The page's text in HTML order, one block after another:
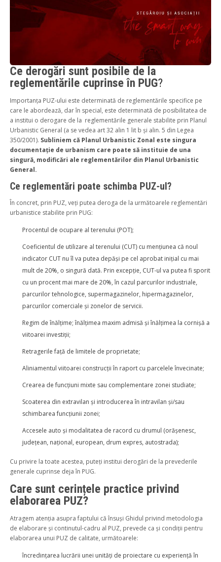
Ce derogări sunt posibile de la
reglementările cuprinse în PUG?
Importanța PUZ-ului este determinată de reglementările specifice pe
care le abordează, dar în special, este determinată de posibilitatea de
a institui o derogare de la reglementările generale stabilite prin Planul
Urbanistic General (a se vedea art 32 alin 1 lit b și alin. 5 din Legea
350/2001). Subliniem că Planul Urbanistic Zonal este singura
documentație de urbanism care poate să instituie de una
singură, modificări ale reglementărilor din Planul Urbanistic
General.
Ce reglementări poate schimba PUZ-ul?
În concret, prin PUZ, veți putea deroga de la următoarele reglementări
urbanistice stabilite prin PUG:
Procentul de ocupare al terenului (POT);
Coeficientul de utilizare al terenului (CUT) cu mențiunea că noul
indicator CUT nu îl va putea depăşi pe cel aprobat iniţial cu mai
mult de 20%, o singură dată. Prin excepție, CUT-ul va putea fi sporit
cu un procent mai mare de 20%, în cazul parcurilor industriale,
parcurilor tehnologice, supermagazinelor, hipermagazinelor,
parcurilor comerciale și zonelor de servicii.
Regim de înălțime; înălțimea maxim admisă și înălțimea la cornișă a
viitoarei investiții;
Retragerile față de limitele de proprietate;
Aliniamentul viitoarei construcții în raport cu parcelele învecinate;
Crearea de funcțiuni mixte sau complementare zonei studiate;
Scoaterea din extravilan și introducerea în intravilan și/sau
schimbarea funcțiunii zonei;
Accesele auto și modalitatea de racord cu drumul (orășenesc,
județean, național, european, drum expres, autostrada);
Cu privire la toate acestea, puteți institui derogări de la prevederile
generale cuprinse deja în PUG.
Care sunt cerințele practice privind
elaborarea PUZ?
Atragem atenția asupra faptului că însuși Ghidul privind metodologia
de elaborare și continutul-cadru al PUZ, prevede ca și condiții pentru
elaborarea unui PUZ de calitate, următoarele:
încredințarea lucrării unei unități de proiectare cu experiență în